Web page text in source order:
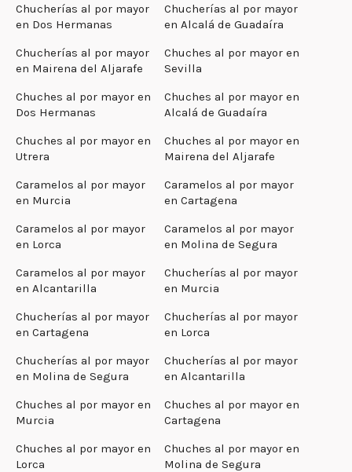
Chucherías al por mayor
en Dos Hermanas
Chucherías al por mayor
en Alcalá de Guadaíra
Chucherías al por mayor
en Mairena del Aljarafe
Chuches al por mayor en
Sevilla
Chuches al por mayor en
Dos Hermanas
Chuches al por mayor en
Alcalá de Guadaíra
Chuches al por mayor en
Utrera
Chuches al por mayor en
Mairena del Aljarafe
Caramelos al por mayor
en Murcia
Caramelos al por mayor
en Cartagena
Caramelos al por mayor
en Lorca
Caramelos al por mayor
en Molina de Segura
Caramelos al por mayor
en Alcantarilla
Chucherías al por mayor
en Murcia
Chucherías al por mayor
en Cartagena
Chucherías al por mayor
en Lorca
Chucherías al por mayor
en Molina de Segura
Chucherías al por mayor
en Alcantarilla
Chuches al por mayor en
Murcia
Chuches al por mayor en
Cartagena
Chuches al por mayor en
Lorca
Chuches al por mayor en
Molina de Segura